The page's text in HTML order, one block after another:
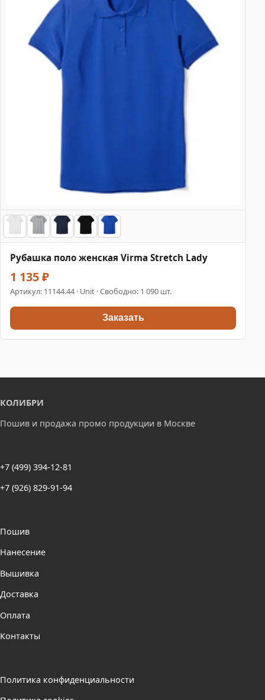
Рубашка поло женская Virma Stretch Lady
1 135 ₽
Артикул: 11144.44 · Unit · Свободно: 1 090 шт.
Заказать
КОЛИБРИ
Пошив и продажа промо продукции в Москве
+7 (499) 394-12-81
+7 (926) 829-91-94
Пошив
Нанесение
Вышивка
Доставка
Оплата
Контакты
Политика конфиденциальности